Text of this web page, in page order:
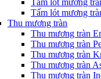
Tấm lót mương
Tấm lót mương
Thu mương tràn
Thu mương tràn
Thu mương tràn
Thu mương tràn
Thu mương tràn
Thu mương tràn